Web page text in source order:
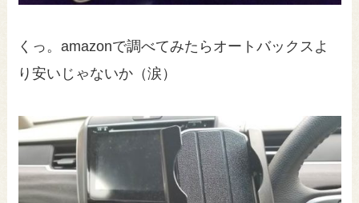
くっ。amazonで調べてみたらオートバックスよ
り安いじゃないか（涙）